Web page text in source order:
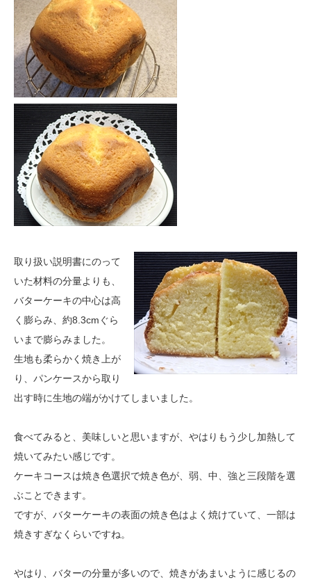
取り扱い説明書にのって
いた材料の分量よりも、
バターケーキの中心は高
く膨らみ、約8.3cmぐら
いまで膨らみました。
生地も柔らかく焼き上が
り、パンケースから取り
出す時に生地の端がかけてしまいました。
食べてみると、美味しいと思いますが、やはりもう少し加熱して
焼いてみたい感じです。
ケーキコースは焼き色選択で焼き色が、弱、中、強と三段階を選
ぶことできます。
ですが、バターケーキの表面の焼き色はよく焼けていて、一部は
焼きすぎなくらいですね。
やはり、バターの分量が多いので、焼きがあまいように感じるの